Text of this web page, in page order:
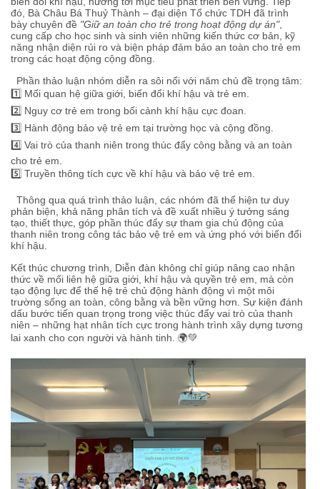
đó, Bà Châu Bá Thuỷ Thành – đại diện Tổ chức TDH đã trình
bày chuyên đề "Giữ an toàn cho trẻ trong hoạt động dự án",
cung cấp cho học sinh và sinh viên những kiến thức cơ bản, kỹ
năng nhận diện rủi ro và biện pháp đảm bảo an toàn cho trẻ em
trong các hoạt động cộng đồng.
Phần thảo luận nhóm diễn ra sôi nổi với năm chủ đề trọng tâm:
1️⃣ Mối quan hệ giữa giới, biến đổi khí hậu và trẻ em.
2️⃣ Nguy cơ trẻ em trong bối cảnh khí hậu cực đoan.
3️⃣ Hành động bảo vệ trẻ em tại trường học và cộng đồng.
4️⃣ Vai trò của thanh niên trong thúc đẩy công bằng và an toàn
cho trẻ em.
5️⃣ Truyền thông tích cực về khí hậu và bảo vệ trẻ em.
Thông qua quá trình thảo luận, các nhóm đã thể hiện tư duy
phản biện, khả năng phân tích và đề xuất nhiều ý tưởng sáng
tạo, thiết thực, góp phần thúc đẩy sự tham gia chủ động của
thanh niên trong công tác bảo vệ trẻ em và ứng phó với biến đổi
khí hậu.
Kết thúc chương trình, Diễn đàn không chỉ giúp nâng cao nhận
thức về mối liên hệ giữa giới, khí hậu và quyền trẻ em, mà còn
tạo động lực để thế hệ trẻ chủ động hành động vì một môi
trường sống an toàn, công bằng và bền vững hơn. Sự kiện đánh
dấu bước tiến quan trọng trong việc thúc đẩy vai trò của thanh
niên – những hạt nhân tích cực trong hành trình xây dựng tương
lai xanh cho con người và hành tinh. 🌍💚